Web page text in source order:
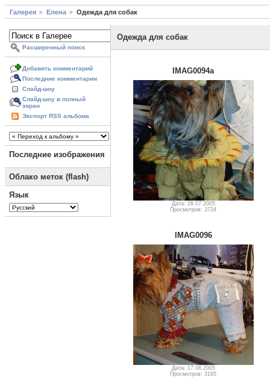
Галерея Елена Одежда для собак
Расширенный поиск
Добавить комментарий
Последние комментарии
Слайд-шоу
Слайд-шоу в полный
экран
Экспорт RSS альбома
Последние изображения
Облако меток (flash)
Язык
Одежда для собак
IMAG0094a
Дата: 28.07.2005
Просмотров: 3724
IMAG0096
Дата: 17.08.2005
Просмотров: 3185